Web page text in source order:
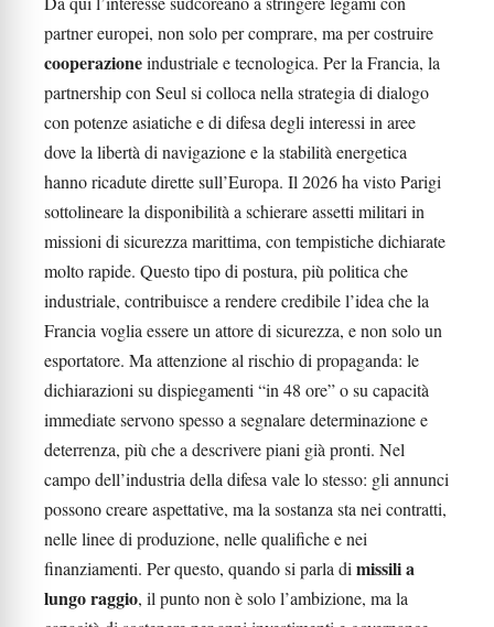
partner europei, non solo per comprare, ma per costruire
cooperazioneindustriale e tecnologica. Per la Francia, la
partnership con Seul si colloca nella strategia di dialogo
con potenze asiatiche e di difesa degli interessi in aree
dove la libertà di navigazione e la stabilità energetica
hanno ricadute dirette sull’Europa. Il 2026 ha visto Parigi
sottolineare la disponibilità a schierare assetti militari in
missioni di sicurezza marittima, con tempistiche dichiarate
molto rapide. Questo tipo di postura, più politica che
industriale, contribuisce a rendere credibile l’idea che la
Francia voglia essere un attore di sicurezza, e non solo un
esportatore. Ma attenzione al rischio di propaganda: le
dichiarazioni su dispiegamenti “in 48 ore” o su capacità
immediate servono spesso a segnalare determinazione e
deterrenza, più che a descrivere piani già pronti. Nel
campo dell’industria della difesa vale lo stesso: gli annunci
possono creare aspettative, ma la sostanza sta nei contratti,
nelle linee di produzione, nelle qualifiche e nei
finanziamenti. Per questo, quando si parla di missili a
lungo raggio, il punto non è solo l’ambizione, ma la